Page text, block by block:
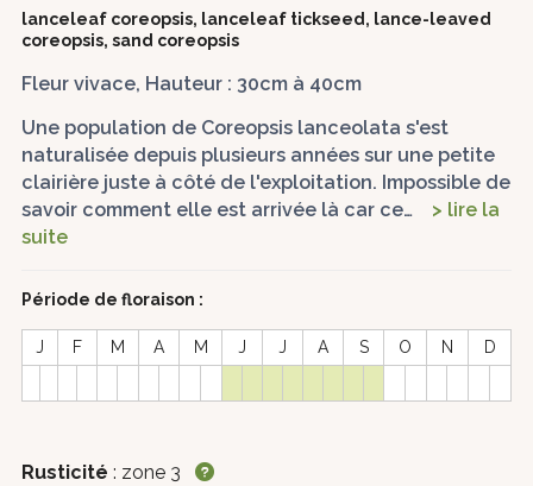
lanceleaf coreopsis, lanceleaf tickseed, lance-leaved
coreopsis, sand coreopsis
Fleur vivace, Hauteur : 30cm à 40cm
Une population de Coreopsis lanceolata s'est
naturalisée depuis plusieurs années sur une petite
clairière juste à côté de l'exploitation. Impossible de
savoir comment elle est arrivée là car ce… > lire la
suite
Période de floraison :
J F M A M J J A S O N D
Rusticité : zone 3